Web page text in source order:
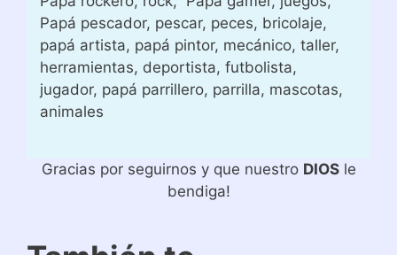
Papá pescador, pescar, peces, bricolaje,
papá artista, papá pintor, mecánico, taller,
herramientas, deportista, futbolista,
jugador, papá parrillero, parrilla, mascotas,
animales
Gracias por seguirnos y que nuestro DIOSle
bendiga!